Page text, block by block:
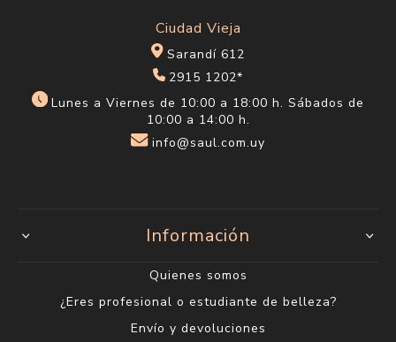
Ciudad Vieja
Sarandí 612
2915 1202*
Lunes a Viernes de 10:00 a 18:00 h. Sábados de
10:00 a 14:00 h.
info@saul.com.uy
Información
Quienes somos
¿Eres profesional o estudiante de belleza?
Envío y devoluciones